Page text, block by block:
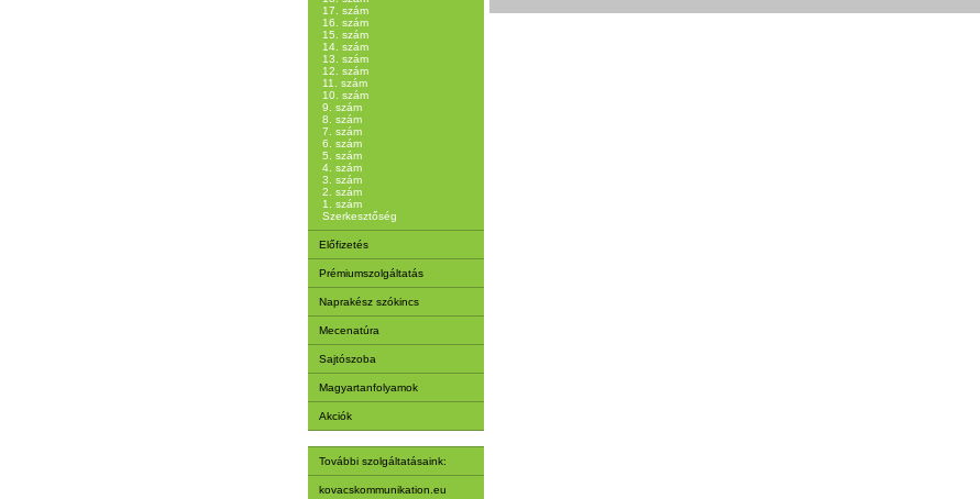
17. szám
16. szám
15. szám
14. szám
13. szám
12. szám
11. szám
10. szám
9. szám
8. szám
7. szám
6. szám
5. szám
4. szám
3. szám
2. szám
1. szám
Szerkesztőség
Előfizetés
Prémiumszolgáltatás
Naprakész szókincs
Mecenatúra
Sajtószoba
Magyartanfolyamok
Akciók
További szolgáltatásaink:
kovacskommunikation.eu